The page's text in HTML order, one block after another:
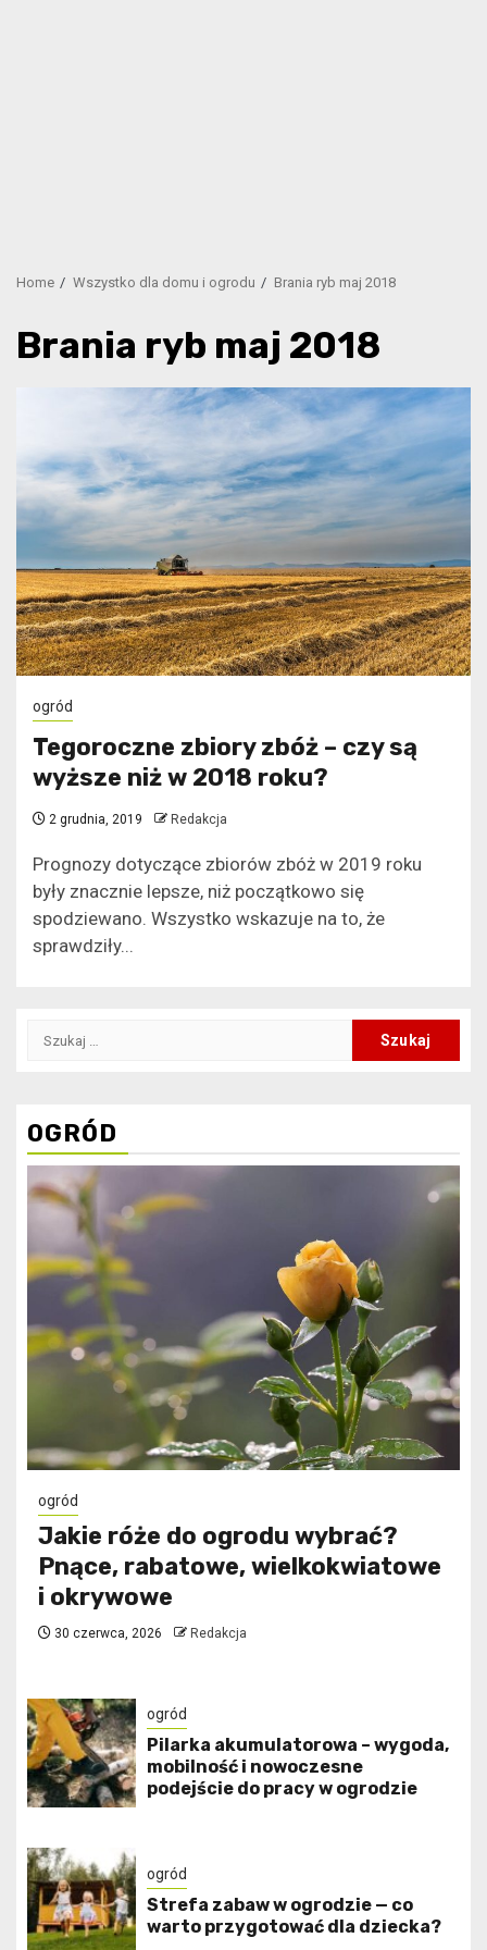
Home Wszystko dla domu i ogrodu Brania ryb maj 2018
Brania ryb maj 2018
ogród
Tegoroczne zbiory zbóż – czy są
wyższe niż w 2018 roku?
2 grudnia, 2019 Redakcja
Prognozy dotyczące zbiorów zbóż w 2019 roku
były znacznie lepsze, niż początkowo się
spodziewano. Wszystko wskazuje na to, że
sprawdziły...
Szukaj:
OGRÓD
ogród
Jakie róże do ogrodu wybrać?
Pnące, rabatowe, wielkokwiatowe
i okrywowe
30 czerwca, 2026 Redakcja
ogród
Pilarka akumulatorowa – wygoda,
mobilność i nowoczesne
podejście do pracy w ogrodzie
ogród
Strefa zabaw w ogrodzie — co
warto przygotować dla dziecka?